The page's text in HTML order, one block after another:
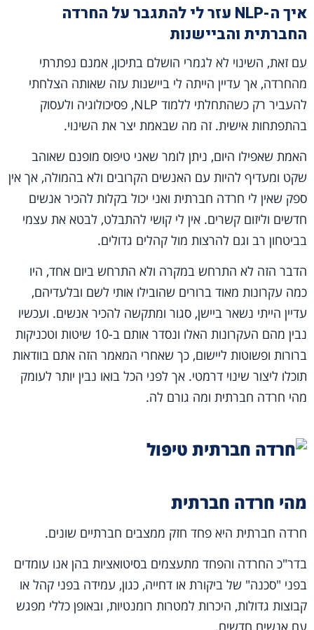
איך ה-NLP עזר לי להתגבר על החרדה
החברתית והביישנות
עם זאת, השינוי לא לגמרי הושלם בתיכון, אמנם נפתרתי
מהחרדה, אך עדיין הייתה לי ביישנות עזה שאותה הצלחתי
להעביר רק כשהתחלתי ללמוד NLP, פסיכולוגיה ולעסוק
בהתפתחות אישית. זה מה שבאמת יצר את השינוי.
האמת שאפילו היום, ניתן לומר שאני טיפוס מופנם שאוהב
שקט ומעדיף להיות עם האנשים הקרובים ולא בהמולה, אך אין
ספק שאין לי חרדה חברתית ואני יכול בקלות להכיר אנשים
חדשים וליזום קשרים. אין לי קושי להתבלט, לבטא את עצמי
בביטחון רב וגם להרצות מול קהלים גדולים.
הדבר הזה לא התרחש במקרה ולא התרחש ביום אחד, היו
כמה עקרונות מאוד ברורים שהובילו אותי לשם ובלעדיהם,
עדיין הייתי נשאר ביישן, סגור ומתקשה להכיר אנשים. ועכשיו
נבין מהם העקרונות האלו ונסדר אותם ב-10 שיטות וטכניקות
ברורות ופשוטות ליישום, כך שאחרי המאמר הזה אתם בוודאות
תוכלו ליצור שינוי דרמטי. אך לפני הכל בואו נבין יותר לעומק
מהי חרדה חברתית ומה גורם לה.
מהי חרדה חברתית
חרדה חברתית היא פחד חזק ממצבים חברתיים שונים.
בדר"כ החרדה והפחד מתעצמים בסיטואציות בהן אנו עומדים
בפני "סכנה" של ביקורת או דחייה, כגון, עמידה בפני קהל או
קבוצות גדולות, היכרות למטרות רומנטיות, ובאופן כללי מפגש
עם אנשים חדשים.